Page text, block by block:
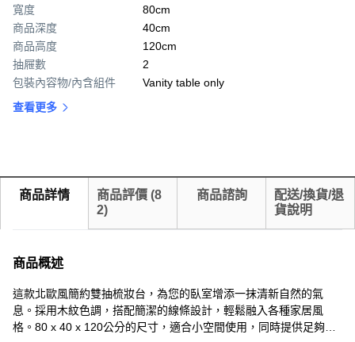
寬度
80cm
商品深度
40cm
商品高度
120cm
抽屜數
2
包裝內容物/內含組件
Vanity table only
查看更多
商品詳情 商品評價 (8
2)
商品諮詢
配送/換貨/退
貨說明
商品概述
這款北歐風簡約雙抽梳妝台，為您的臥室增添一抹清新自然的氣
息。採用木紋色調，搭配簡潔的線條設計，輕鬆融入各種家居風
格。80 x 40 x 120公分的尺寸，適合小空間使用，同時提供足夠的